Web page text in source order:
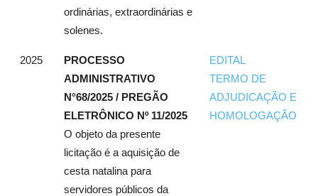
ordinárias, extraordinárias e
solenes.
2025
PROCESSO
ADMINISTRATIVO
N°68/2025 / PREGÃO
ELETRÔNICO Nº 11/2025
O objeto da presente
licitação é a aquisição de
cesta natalina para
servidores públicos da
EDITAL
TERMO DE
ADJUDICAÇÃO E
HOMOLOGAÇÃO